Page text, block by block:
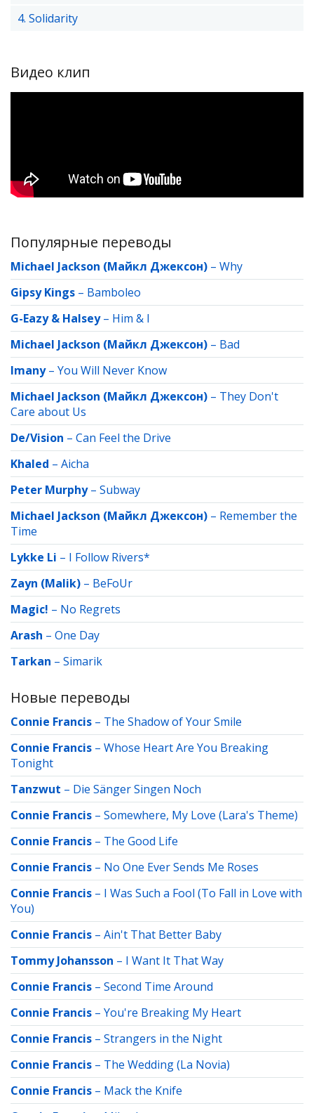
4. Solidarity
Видео клип
Популярные переводы
Michael Jackson (Майкл Джексон) – Why
Gipsy Kings – Bamboleo
G-Eazy & Halsey– Him & I
Michael Jackson (Майкл Джексон) – Bad
Imany– You Will Never Know
Michael Jackson (Майкл Джексон) – They Don't
Care about Us
De/Vision – Can Feel the Drive
Khaled – Aicha
Peter Murphy– Subway
Michael Jackson (Майкл Джексон) – Remember the
Time
Lykke Li – I Follow Rivers*
Zayn (Malik) – BeFoUr
Magic! – No Regrets
Arash – One Day
Tarkan – Simarik
Новые переводы
Connie Francis – The Shadow of Your Smile
Connie Francis – Whose Heart Are You Breaking
Tonight
Tanzwut – Die Sänger Singen Noch
Connie Francis – Somewhere, My Love (Lara's Theme)
Connie Francis – The Good Life
Connie Francis – No One Ever Sends Me Roses
Connie Francis – I Was Such a Fool (To Fall in Love with
You)
Connie Francis – Ain't That Better Baby
Tommy Johansson – I Want It That Way
Connie Francis – Second Time Around
Connie Francis – You're Breaking My Heart
Connie Francis – Strangers in the Night
Connie Francis – The Wedding (La Novia)
Connie Francis – Mack the Knife